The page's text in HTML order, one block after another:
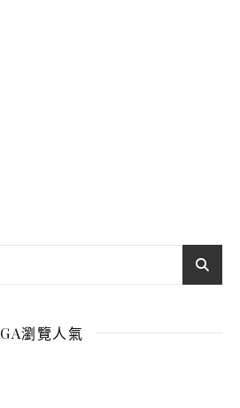
GA瀏覽人氣